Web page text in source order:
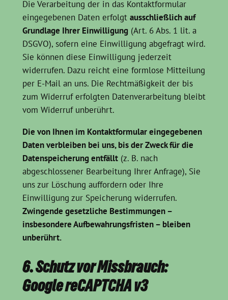
Die Verarbeitung der in das Kontaktformular
eingegebenen Daten erfolgt ausschließlich auf
Grundlage Ihrer Einwilligung(Art. 6 Abs. 1 lit. a
DSGVO), sofern eine Einwilligung abgefragt wird.
Sie können diese Einwilligung jederzeit
widerrufen. Dazu reicht eine formlose Mitteilung
per E-Mail an uns. Die Rechtmäßigkeit der bis
zum Widerruf erfolgten Datenverarbeitung bleibt
vom Widerruf unberührt.
Die von Ihnen im Kontaktformular eingegebenen
Daten verbleiben bei uns, bis der Zweck für die
Datenspeicherung entfällt(z. B. nach
abgeschlossener Bearbeitung Ihrer Anfrage), Sie
uns zur Löschung auffordern oder Ihre
Einwilligung zur Speicherung widerrufen.
Zwingende gesetzliche Bestimmungen –
insbesondere Aufbewahrungsfristen – bleiben
unberührt.
6. Schutz vor Missbrauch:
Google reCAPTCHA v3